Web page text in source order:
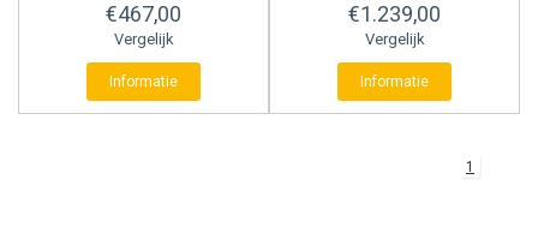
ENERGIEMETERS
PROCESS DISPLAYS
€467,00
Vergelijk
Informatie
aansluitingen
€1.239,00
Vergelijk
Informatie
1